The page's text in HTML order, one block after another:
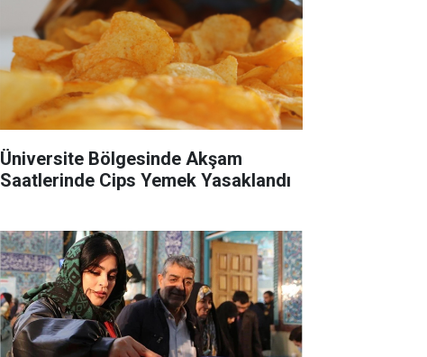
Üniversite Bölgesinde Akşam
Saatlerinde Cips Yemek Yasaklandı